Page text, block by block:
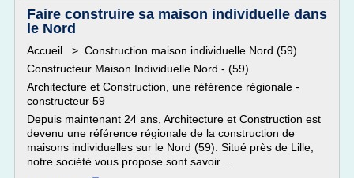
Faire construire sa maison individuelle dans
le Nord
Accueil > Construction maison individuelle Nord (59)
Constructeur Maison Individuelle Nord - (59)
Architecture et Construction, une référence régionale -
constructeur 59
Depuis maintenant 24 ans, Architecture et Construction est
devenu une référence régionale de la construction de
maisons individuelles sur le Nord (59). Situé près de Lille,
notre société vous propose sont savoir...